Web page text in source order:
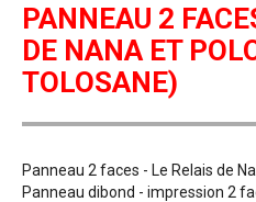
PANNEAU 2
DE NANA ET
TOLOSANE)
Panneau 2 faces - Le Relais de
Panneau dibond - impression 2